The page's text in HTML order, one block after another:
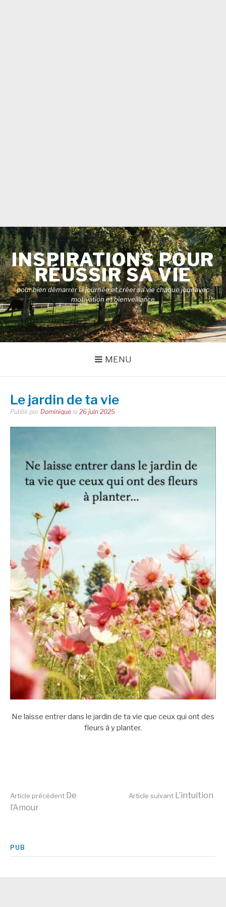
Aller
au
contenu
INSPIRATIONS POUR
RÉUSSIR SA VIE
pour bien démarrer la journée et créer sa vie chaque jour avec
motivation et bienveillance
MENU
Le jardin de ta vie
Publié par Dominique le 26 juin 2025
Ne laisse entrer dans le jardin de ta vie que ceux qui ont des
fleurs à y planter.
Lire
la
Article précédent De
l’Amour
Article suivant L’intuition
PUB